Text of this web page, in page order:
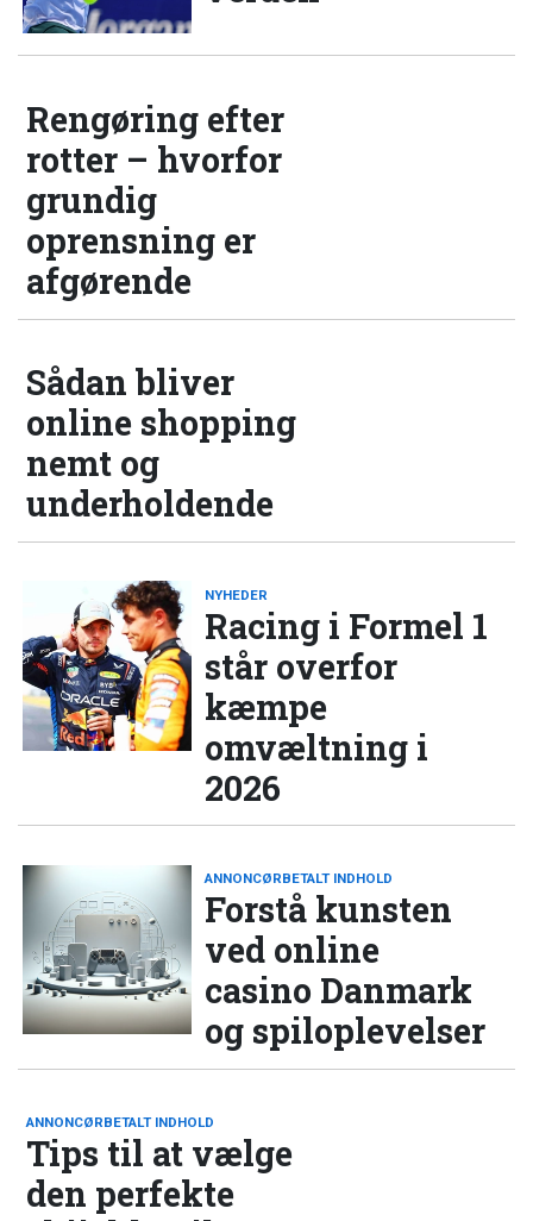
Rengøring efter
rotter – hvorfor
grundig
oprensning er
afgørende
Sådan bliver
online shopping
nemt og
underholdende
NYHEDER
Racing i Formel 1
står overfor
kæmpe
omvæltning i
2026
ANNONCØRBETALT INDHOLD
Forstå kunsten
ved online
casino Danmark
og spiloplevelser
ANNONCØRBETALT INDHOLD
Tips til at vælge
den perfekte